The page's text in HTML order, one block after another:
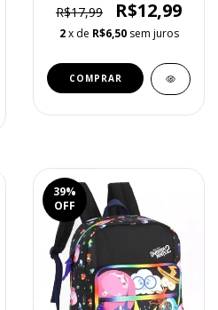
R$17,99 R$12,99
2 x de R$6,50 sem juros
39%
OFF